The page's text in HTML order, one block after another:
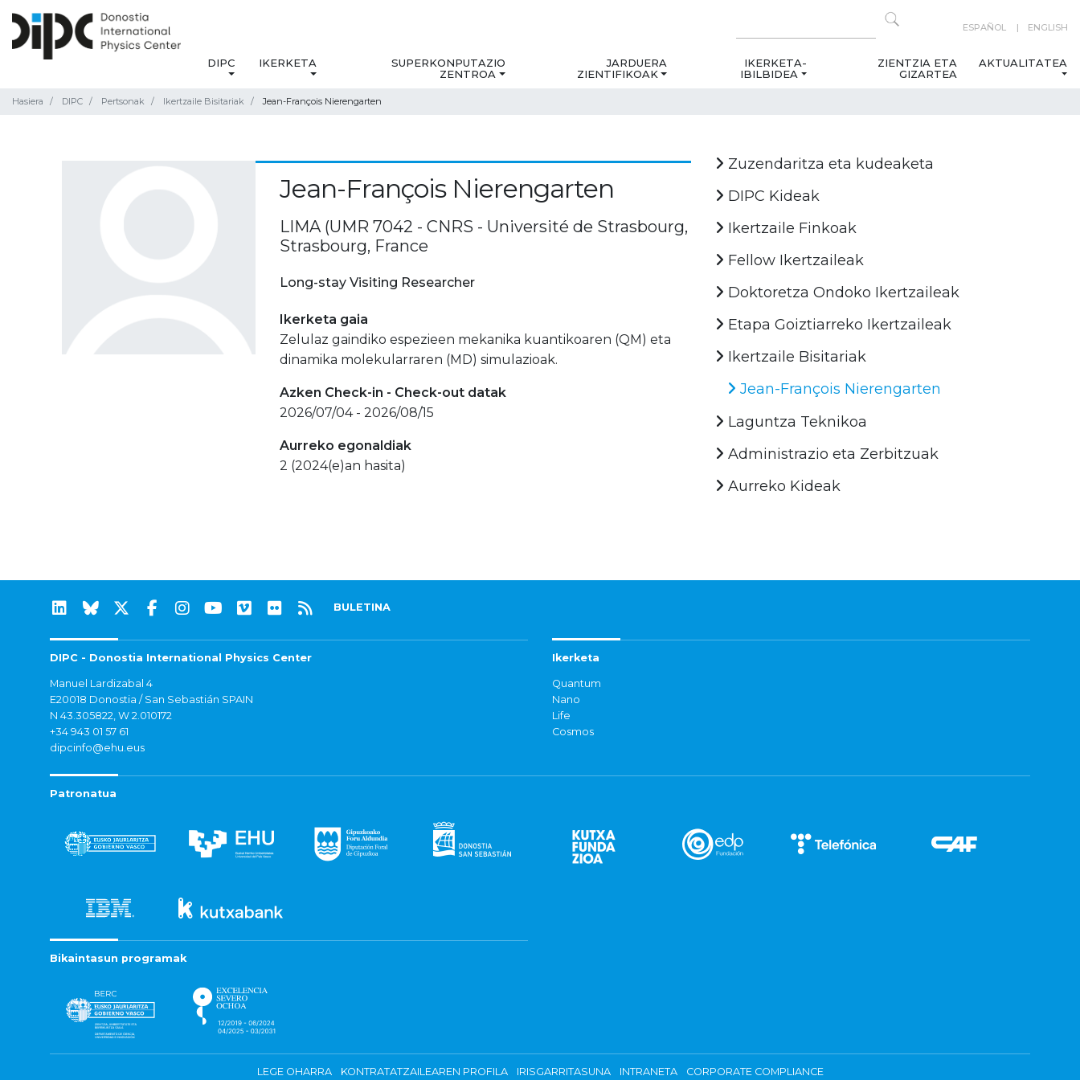
ESPAÑOL ENGLISH
DIPC IKERKETA
SUPERKONPUTAZIO
ZENTROA
JARDUERA
ZIENTIFIKOAK
IKERKETA-
IBILBIDEA
ZIENTZIA ETA
GIZARTEA
AKTUALITATEA
Hasiera DIPC Pertsonak Ikertzaile Bisitariak Jean-François Nierengarten
Jean-François Nierengarten
LIMA (UMR 7042 - CNRS - Université de Strasbourg,
Strasbourg, France
Long-stay Visiting Researcher
Ikerketa gaia
Zelulaz gaindiko espezieen mekanika kuantikoaren (QM) eta
dinamika molekularraren (MD) simulazioak.
Azken Check-in - Check-out datak
2026/07/04 - 2026/08/15
Aurreko egonaldiak
2 (2024(e)an hasita)
Zuzendaritza eta kudeaketa
DIPC Kideak
Ikertzaile Finkoak
Fellow Ikertzaileak
Doktoretza Ondoko Ikertzaileak
Etapa Goiztiarreko Ikertzaileak
Ikertzaile Bisitariak
Jean-François Nierengarten
Laguntza Teknikoa
Administrazio eta Zerbitzuak
Aurreko Kideak
BULETINA
DIPC - Donostia International Physics Center
Manuel Lardizabal 4
E20018 Donostia / San Sebastián SPAIN
N 43.305822, W 2.010172
+34 943 01 57 61
dipcinfo@ehu.eus
Ikerketa
Quantum
Nano
Life
Cosmos
Patronatua
Bikaintasun programak
LEGE OHARRA KONTRATATZAILEAREN PROFILA IRISGARRITASUNA INTRANETA CORPORATE COMPLIANCE